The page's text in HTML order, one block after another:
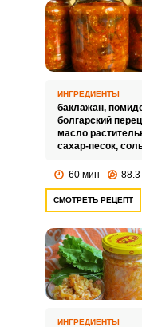
ИНГРЕДИЕНТЫ
баклажан,
болгарский
масло
сахар-песок,
60 мин 88.3
СМОТРЕТЬ РЕЦЕПТ
ИНГРЕДИЕНТЫ